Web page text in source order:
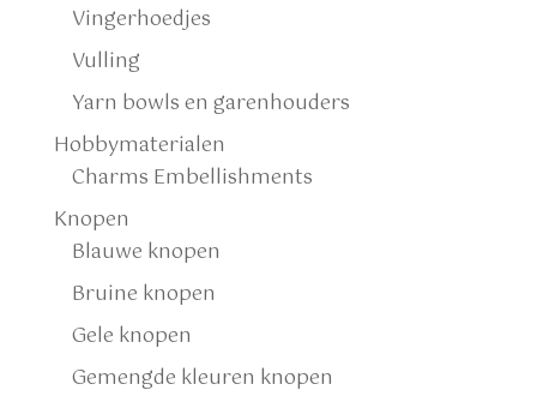
Vingerhoedjes
Vulling
Yarn bowls en garenhouders
Hobbymaterialen
Charms Embellishments
Knopen
Blauwe knopen
Bruine knopen
Gele knopen
Gemengde kleuren knopen